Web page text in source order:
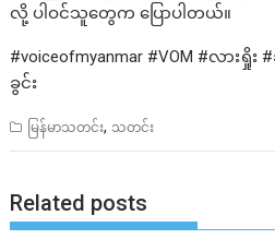
လို့ ပါဝင်သူတွေက ပြောပါတယ်။
#voiceofmyanmar #VOM #လ
ခွင်း
မြန်မာသတင်း, သတင်း
Related posts